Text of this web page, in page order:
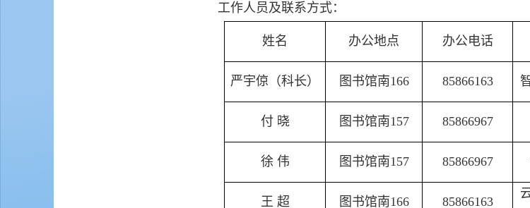
工作人员及联系方式：
姓名 办公地点 办公电话
严宇倞（科长） 图书馆南166 85866163
付 晓 图书馆南157 85866967
徐 伟 图书馆南157 85866967
王 超 图书馆南166 85866163